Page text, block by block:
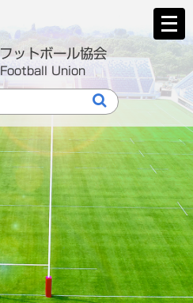
ットボール協会
Union
メ
ニ
ー
を
開